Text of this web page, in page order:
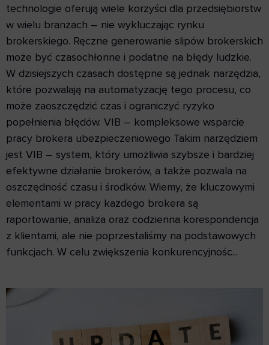
technologie oferują wiele korzyści dla przedsiębiorstw
w wielu branżach – nie wykluczając rynku
brokerskiego. Ręczne generowanie slipów brokerskich
może być czasochłonne i podatne na błędy ludzkie.
W dzisiejszych czasach dostępne są jednak narzędzia,
które pozwalają na automatyzację tego procesu, co
może zaoszczędzić czas i ograniczyć ryzyko
popełnienia błędów. VIB – kompleksowe wsparcie
pracy brokera ubezpieczeniowego Takim narzędziem
jest VIB – system, który umożliwia szybsze i bardziej
efektywne działanie brokerów, a także pozwala na
oszczędność czasu i środków. Wiemy, że kluczowymi
elementami w pracy każdego brokera są
raportowanie, analiza oraz codzienna korespondencja
z klientami, ale nie poprzestaliśmy na podstawowych
funkcjach. W celu zwiększenia konkurencyjnośc...